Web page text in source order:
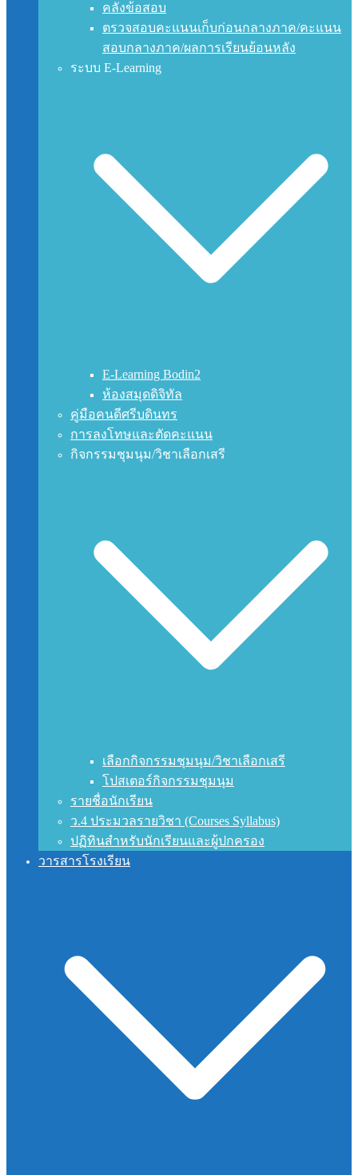
คลังข้อสอบ
ตรวจสอบคะแนนเก็บก่อนกลางภาค/คะแนน
สอบกลางภาค/ผลการเรียนย้อนหลัง
ระบบ E-Learning
E-Learning Bodin2
ห้องสมุดดิจิทัล
คู่มือคนดีศรีบดินทร
การลงโทษและตัดคะแนน
กิจกรรมชุมนุม/วิชาเลือกเสรี
เลือกกิจกรรมชุมนุม/วิชาเลือกเสรี
โปสเตอร์กิจกรรมชุมนุม
รายชื่อนักเรียน
ว.4 ประมวลรายวิชา (Courses Syllabus)
ปฏิทินสำหรับนักเรียนและผู้ปกครอง
วารสารโรงเรียน